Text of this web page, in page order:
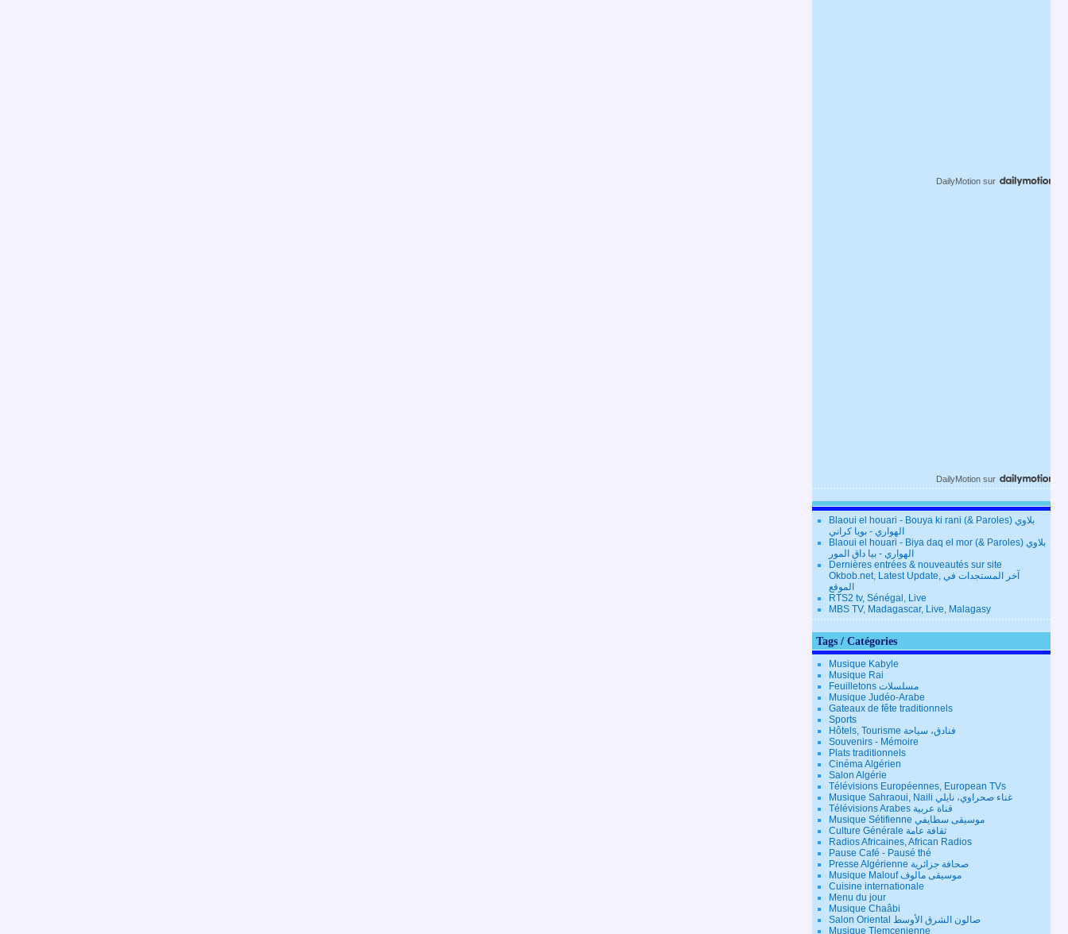
DailyMotion sur
DailyMotion sur
Blaoui el houari - Bouya ki rani (& Paroles) بلاوي
الهواري - بويا كراني
Blaoui el houari - Biya daq el mor (& Paroles) بلاوي
الهواري - بيا داق المور
Dernières entrées & nouveautés sur site
Okbob.net, Latest Update, آخر المستجدات في
الموقع
RTS2 tv, Sénégal, Live
MBS TV, Madagascar, Live, Malagasy
Tags / Catégories
Musique Kabyle
Musique Rai
Feuilletons مسلسلات
Musique Judéo-Arabe
Gateaux de fête traditionnels
Sports
Hôtels, Tourisme فنادق، سياحة
Souvenirs - Mémoire
Plats traditionnels
Cinéma Algérien
Salon Algérie
Télévisions Européennes, European TVs
Musique Sahraoui, Naili غناء صحراوي، نايلي
Télévisions Arabes قناة عربية
Musique Sétifienne موسيقى سطايفي
Culture Générale ثقافة عامة
Radios Africaines, African Radios
Pause Café - Pausé thé
Presse Algérienne صحافة جزائرية
Musique Malouf موسيقى مالوف
Cuisine internationale
Menu du jour
Musique Chaâbi
Salon Oriental صالون الشرق الأوسط
Musique Tlemcenienne